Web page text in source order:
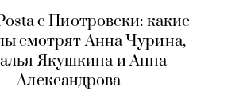
c Пиотровски: какие
смотрят Анна Чурина,
Якушкина и Анна
Александрова